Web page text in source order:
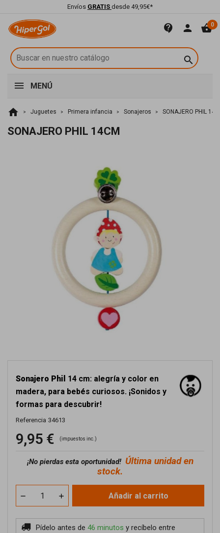
Envíos GRATIS desde 49,95€*
contact_support person shopping_basket0

MENÚ
home Juguetes Primera infancia Sonajeros SONAJERO PHIL
SONAJERO PHIL 14CM
Sonajero Phil 14 cm: alegría y color en
madera, para bebés curiosos. ¡Sonidos y
formas para descubrir!
Referencia 34613
9,95 € (impuestos inc.)
¡No pierdas esta oportunidad! Última unidad en
stock.
Añadir al carrito
Pídelo antes de 46 minutos y recíbelo entre